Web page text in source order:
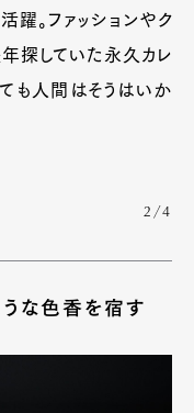
躍。ファッションやク
探していた永久カレ
も人間はそうはいか
2/4
な色香を宿す